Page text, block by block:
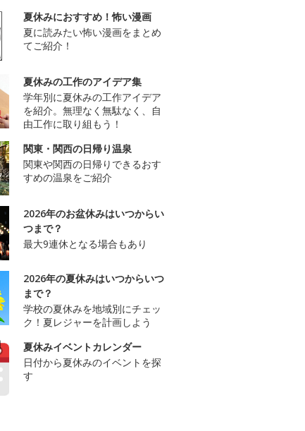
夏休みにおすすめ！怖い漫画
夏に読みたい怖い漫画をまとめ
てご紹介！
夏休みの工作のアイデア集
学年別に夏休みの工作アイデア
を紹介。無理なく無駄なく、自
由工作に取り組もう！
関東・関西の日帰り温泉
関東や関西の日帰りできるおす
すめの温泉をご紹介
2026年のお盆休みはいつからい
つまで？
最大9連休となる場合もあり
2026年の夏休みはいつからいつ
まで？
学校の夏休みを地域別にチェッ
ク！夏レジャーを計画しよう
夏休みイベントカレンダー
日付から夏休みのイベントを探
す